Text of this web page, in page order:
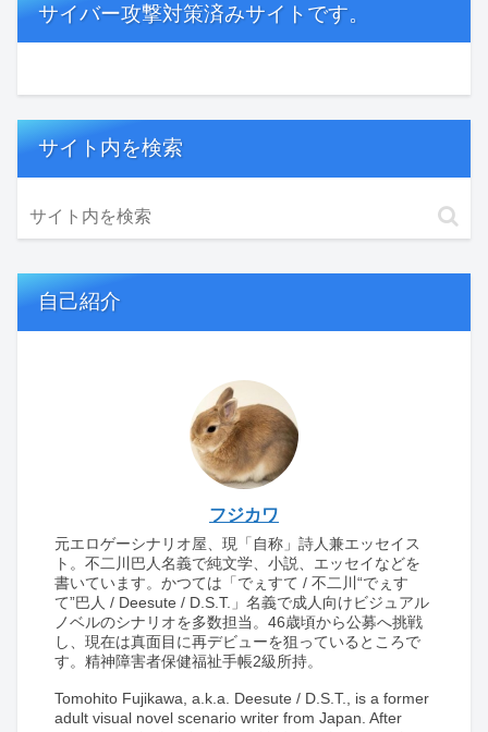
サイバー攻撃対策済みサイトです。
サイト内を検索
自己紹介
フジカワ
元エロゲーシナリオ屋、現「自称」詩人兼エッセイス
ト。不二川巴人名義で純文学、小説、エッセイなどを
書いています。かつては「でぇすて / 不二川“でぇす
て”巴人 / Deesute / D.S.T.」名義で成人向けビジュアル
ノベルのシナリオを多数担当。46歳頃から公募へ挑戦
し、現在は真面目に再デビューを狙っているところで
す。精神障害者保健福祉手帳2級所持。
Tomohito Fujikawa, a.k.a. Deesute / D.S.T., is a former
adult visual novel scenario writer from Japan. After